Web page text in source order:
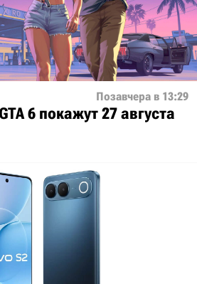
Позавчера в 13:29
6 покажут 27 августа